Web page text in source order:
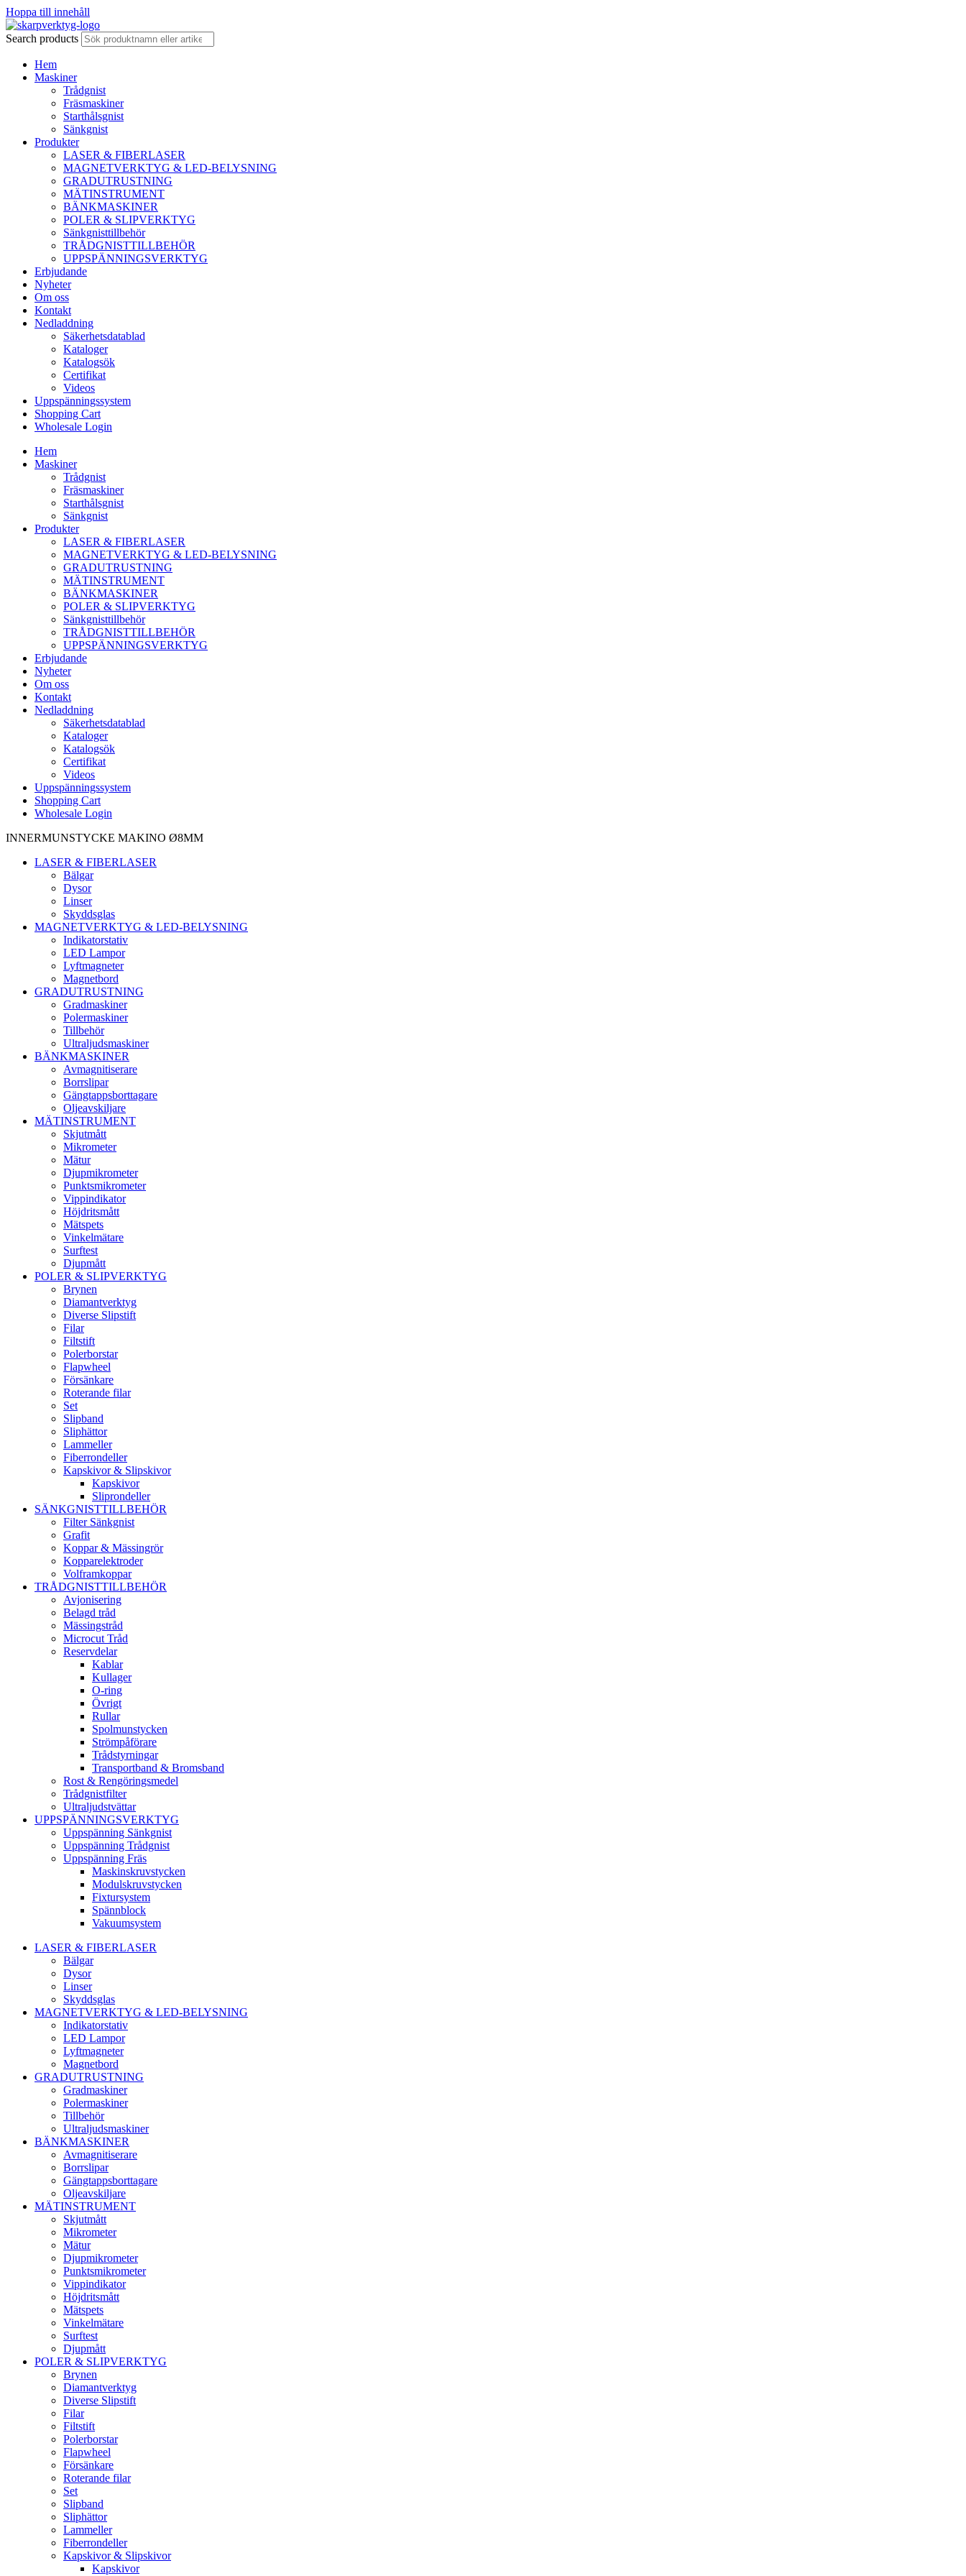
Hoppa till innehåll
Search products
Hem
Maskiner
Trådgnist
Fräsmaskiner
Starthålsgnist
Sänkgnist
Produkter
LASER & FIBERLASER
MAGNETVERKTYG & LED-BELYSNING
GRADUTRUSTNING
MÄTINSTRUMENT
BÄNKMASKINER
POLER & SLIPVERKTYG
Sänkgnisttillbehör
TRÅDGNISTTILLBEHÖR
UPPSPÄNNINGSVERKTYG
Erbjudande
Nyheter
Om oss
Kontakt
Nedladdning
Säkerhetsdatablad
Kataloger
Katalogsök
Certifikat
Videos
Uppspänningssystem
Shopping Cart
Wholesale Login
Hem
Maskiner
Trådgnist
Fräsmaskiner
Starthålsgnist
Sänkgnist
Produkter
LASER & FIBERLASER
MAGNETVERKTYG & LED-BELYSNING
GRADUTRUSTNING
MÄTINSTRUMENT
BÄNKMASKINER
POLER & SLIPVERKTYG
Sänkgnisttillbehör
TRÅDGNISTTILLBEHÖR
UPPSPÄNNINGSVERKTYG
Erbjudande
Nyheter
Om oss
Kontakt
Nedladdning
Säkerhetsdatablad
Kataloger
Katalogsök
Certifikat
Videos
Uppspänningssystem
Shopping Cart
Wholesale Login
INNERMUNSTYCKE MAKINO Ø8MM
LASER & FIBERLASER
Bälgar
Dysor
Linser
Skyddsglas
MAGNETVERKTYG & LED-BELYSNING
Indikatorstativ
LED Lampor
Lyftmagneter
Magnetbord
GRADUTRUSTNING
Gradmaskiner
Polermaskiner
Tillbehör
Ultraljudsmaskiner
BÄNKMASKINER
Avmagnitiserare
Borrslipar
Gängtappsborttagare
Oljeavskiljare
MÄTINSTRUMENT
Skjutmått
Mikrometer
Mätur
Djupmikrometer
Punktsmikrometer
Vippindikator
Höjdritsmått
Mätspets
Vinkelmätare
Surftest
Djupmått
POLER & SLIPVERKTYG
Brynen
Diamantverktyg
Diverse Slipstift
Filar
Filtstift
Polerborstar
Flapwheel
Försänkare
Roterande filar
Set
Slipband
Sliphättor
Lammeller
Fiberrondeller
Kapskivor & Slipskivor
Kapskivor
Sliprondeller
SÄNKGNISTTILLBEHÖR
Filter Sänkgnist
Grafit
Koppar & Mässingrör
Kopparelektroder
Volframkoppar
TRÅDGNISTTILLBEHÖR
Avjonisering
Belagd tråd
Mässingstråd
Microcut Tråd
Reservdelar
Kablar
Kullager
O-ring
Övrigt
Rullar
Spolmunstycken
Strömpåförare
Trådstyrningar
Transportband & Bromsband
Rost & Rengöringsmedel
Trådgnistfilter
Ultraljudstvättar
UPPSPÄNNINGSVERKTYG
Uppspänning Sänkgnist
Uppspänning Trådgnist
Uppspänning Fräs
Maskinskruvstycken
Modulskruvstycken
Fixtursystem
Spännblock
Vakuumsystem
LASER & FIBERLASER
Bälgar
Dysor
Linser
Skyddsglas
MAGNETVERKTYG & LED-BELYSNING
Indikatorstativ
LED Lampor
Lyftmagneter
Magnetbord
GRADUTRUSTNING
Gradmaskiner
Polermaskiner
Tillbehör
Ultraljudsmaskiner
BÄNKMASKINER
Avmagnitiserare
Borrslipar
Gängtappsborttagare
Oljeavskiljare
MÄTINSTRUMENT
Skjutmått
Mikrometer
Mätur
Djupmikrometer
Punktsmikrometer
Vippindikator
Höjdritsmått
Mätspets
Vinkelmätare
Surftest
Djupmått
POLER & SLIPVERKTYG
Brynen
Diamantverktyg
Diverse Slipstift
Filar
Filtstift
Polerborstar
Flapwheel
Försänkare
Roterande filar
Set
Slipband
Sliphättor
Lammeller
Fiberrondeller
Kapskivor & Slipskivor
Kapskivor